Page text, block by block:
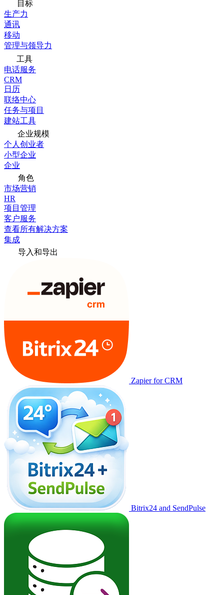
目标
生产力
通讯
移动
管理与领导力
工具
电话服务
CRM
日历
联络中心
任务与项目
建站工具
企业规模
个人创业者
小型企业
企业
角色
市场营销
HR
项目管理
客户服务
查看所有解决方案
集成
导入和导出
Zapier for CRM
Bitrix24 and SendPulse